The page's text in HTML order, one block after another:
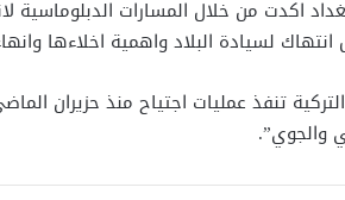
اكدت من خلال المسارات الدبلوماسية
لسيادة البلاد واهمية اخلاءها
تنفذ عمليات اجتياح منذ حزيران
والجوي”.